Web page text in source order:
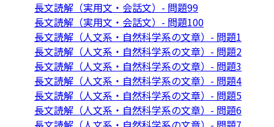
長文読解（実用文・会話文）- 問題99
長文読解（実用文・会話文）- 問題100
長文読解（人文系・自然科学系の文章）- 問題1
長文読解（人文系・自然科学系の文章）- 問題2
長文読解（人文系・自然科学系の文章）- 問題3
長文読解（人文系・自然科学系の文章）- 問題4
長文読解（人文系・自然科学系の文章）- 問題5
長文読解（人文系・自然科学系の文章）- 問題6